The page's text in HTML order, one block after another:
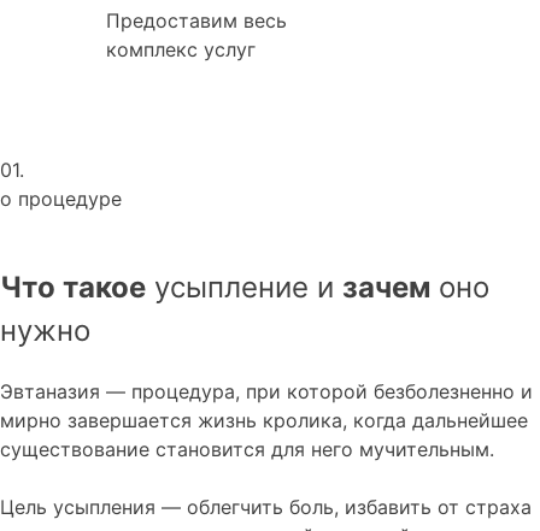
Предоставим весь
комплекс услуг
01.
о процедуре
Что такое усыпление и зачем оно
нужно
Эвтаназия — процедура, при которой безболезненно и
мирно завершается жизнь кролика, когда дальнейшее
существование становится для него мучительным.
Цель усыпления — облегчить боль, избавить от страха